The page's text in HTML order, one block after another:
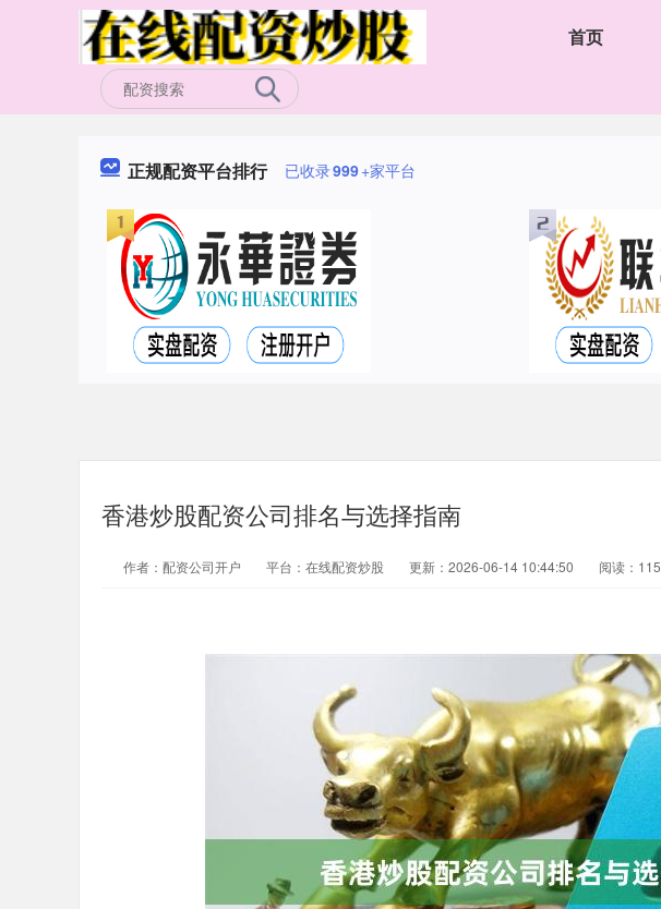
首页
正规配资平台排行 已收录999+家平台
香港炒股配资公司排名与选择指南
作者：配资公司开户 平台：在线配资炒股 更新：2026-06-14 10:44:50 阅读：115